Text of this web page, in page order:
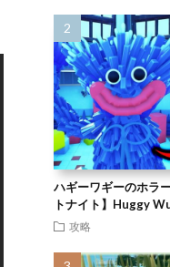
ハギーワギーのホラ
トナイト】Huggy
攻略